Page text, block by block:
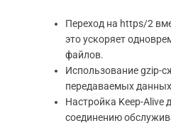
Переход на https/2
это ускоряет
файлов.
Использование gzip-
передаваемых
Настройка Keep-Alive
соединению